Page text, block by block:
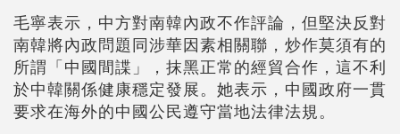
毛寧表示，中方對南韓內政不作評論，但堅決反對
南韓將內政問題同涉華因素相關聯，炒作莫須有的
所謂「中國間諜」，抹黑正常的經貿合作，這不利
於中韓關係健康穩定發展。她表示，中國政府一貫
要求在海外的中國公民遵守當地法律法規。